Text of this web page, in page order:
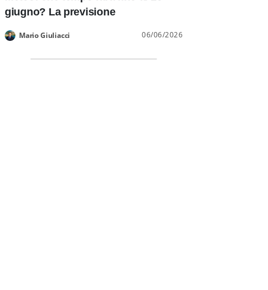
giugno? La previsione
Mario Giuliacci 06/06/2026